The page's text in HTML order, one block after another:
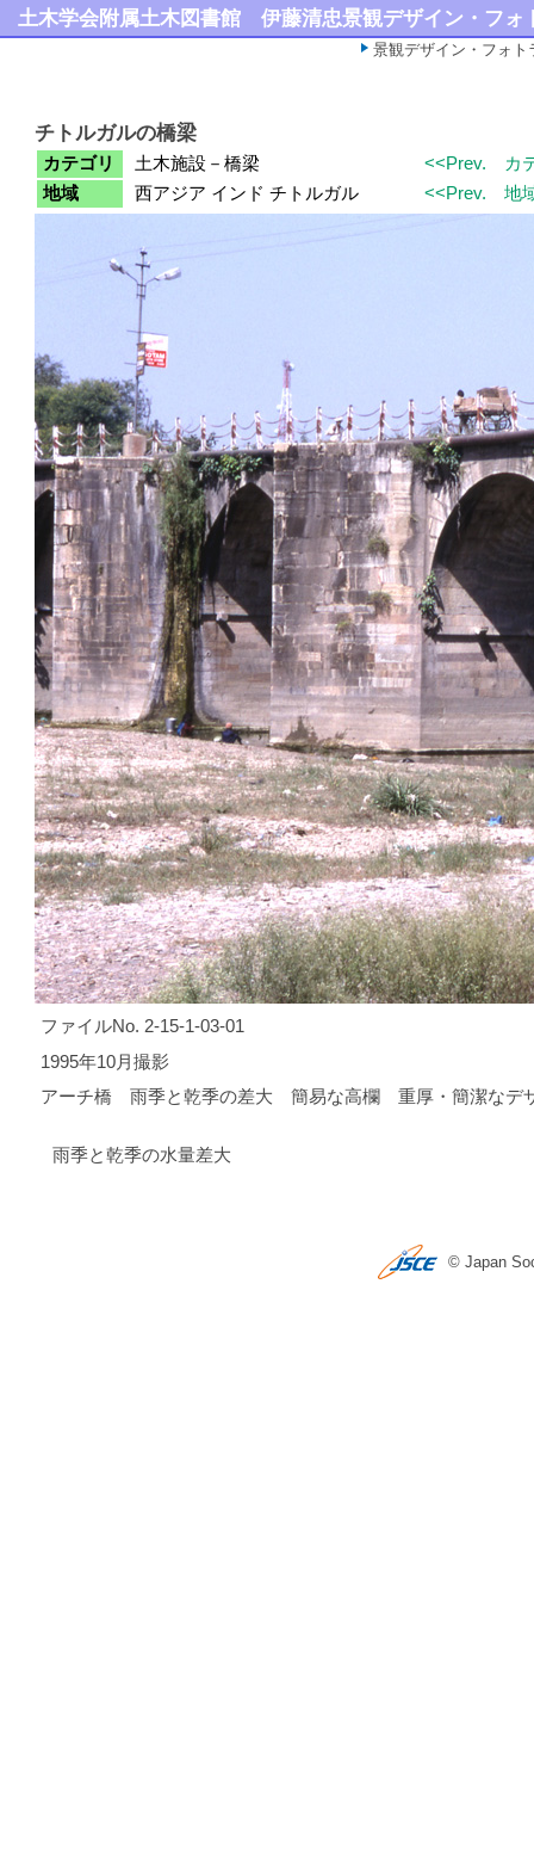
土木学会附属土木図書館 伊藤清忠景観デザイン・フォ
景観デザイン・フォ
チトルガルの橋梁
カテゴリ 土木施設－橋梁 <<Prev.
カ
地域
西アジア インド チトルガル <<Prev. 地
ファイルNo. 2-15-1-03-01
1995年10月撮影
アーチ橋 雨季と乾季の差大 簡易な高欄 重厚・簡潔なデ
雨季と乾季の水量差大
© Japan